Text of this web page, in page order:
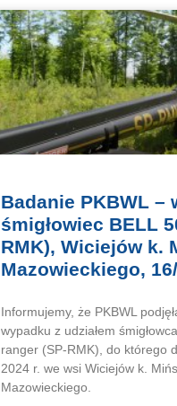
Badanie PKBWL –
śmigłowiec BELL
RMK), Wiciejów k.
Mazowieckiego,
Informujemy, że PKBWL
wypadku z udziałem
ranger (SP-RMK), do którego
2024 r. we wsi Wiciejów k.
Mazowieckiego.